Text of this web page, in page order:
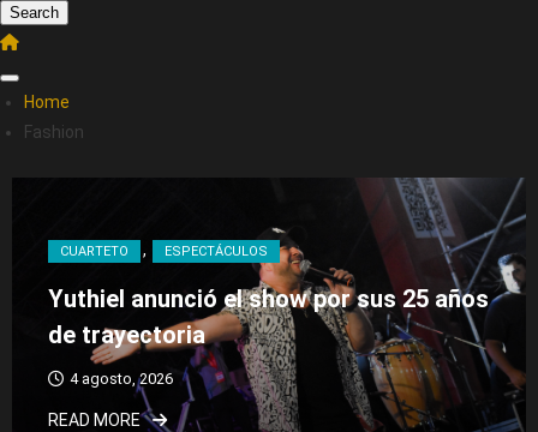
Search
Home
Fashion
CUARTETO ESPECTÁCULOS
Yuthiel anunció el show por sus 25 años
de trayectoria
4 agosto, 2026
READ MORE